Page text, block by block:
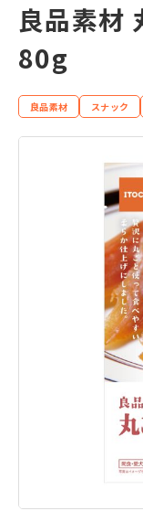
良品素材
80g
良品素材 スナック